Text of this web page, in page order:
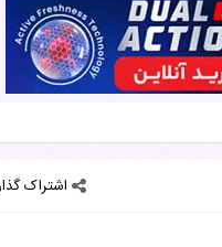
اشتراک